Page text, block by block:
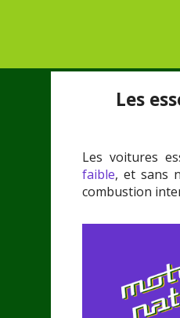
Les
Les voitures
faible, et sans
combustion